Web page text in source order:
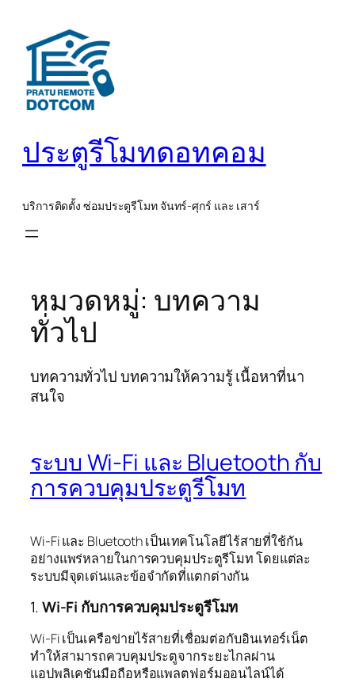
เนื้อหา
ประตูรีโมทดอทคอม
บริการติดตั้ง ซ่อมประตูรีโมท จันทร์-ศุกร์ และ เสาร์
หมวดหมู่: บทความ
ทั่วไป
บทความทั่วไป บทความให้ความรู้ เนื้อหาที่นา
สนใจ
ระบบ Wi-Fi และ Bluetooth กับ
การควบคุมประตูรีโมท
Wi-Fi และ Bluetooth เป็นเทคโนโลยีไร้สายที่ใช้กัน
อย่างแพร่หลายในการควบคุมประตูรีโมท โดยแต่ละ
ระบบมีจุดเด่นและข้อจำกัดที่แตกต่างกัน
1.Wi-Fi กับการควบคุมประตูรีโมท
Wi-Fi เป็นเครือข่ายไร้สายที่เชื่อมต่อกับอินเทอร์เน็ต
ทำให้สามารถควบคุมประตูจากระยะไกลผ่าน
แอปพลิเคชันมือถือหรือแพลตฟอร์มออนไลน์ได้